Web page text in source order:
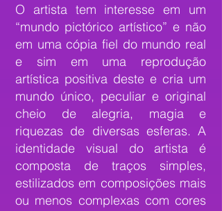
O artista tem interesse em um
“mundo pictórico artístico” e não
em uma cópia fiel do mundo real
e sim em uma reprodução
artística positiva deste e cria um
mundo único, peculiar e original
cheio de alegria, magia e
riquezas de diversas esferas. A
identidade visual do artista é
composta de traços simples,
estilizados em composições mais
ou menos complexas com cores